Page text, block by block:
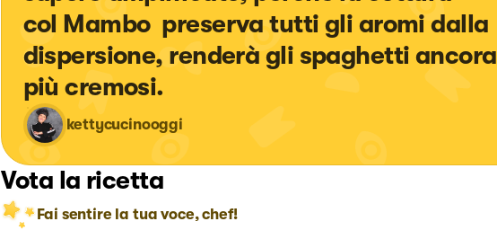
col Mambo  preserva tutti gli aromi dalla
dispersione, renderà gli spaghetti ancora
più cremosi.
kettycucinooggi
Vota la ricetta
Fai sentire la tua voce, chef!